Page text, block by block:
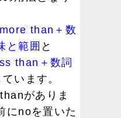
more than＋数
と範囲 と
than＋数詞
います。
がありま
にnoを置いた